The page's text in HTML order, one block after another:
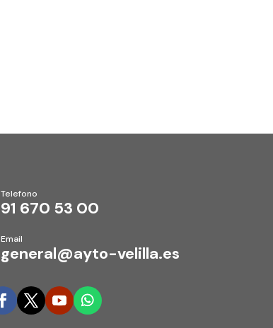
Telefono
91 670 53 00
Email
general@ayto-velilla.es